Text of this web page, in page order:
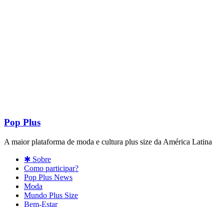
Pop Plus
A maior plataforma de moda e cultura plus size da América Latina
✱ Sobre
Como participar?
Pop Plus News
Moda
Mundo Plus Size
Bem-Estar